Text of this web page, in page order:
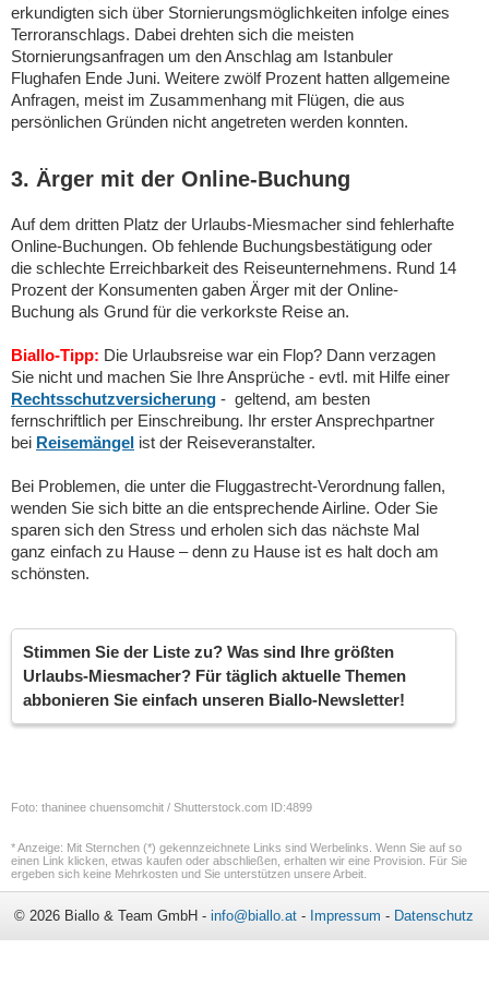
erkundigten sich über Stornierungsmöglichkeiten infolge eines
Terroranschlags. Dabei drehten sich die meisten
Stornierungsanfragen um den Anschlag am Istanbuler
Flughafen Ende Juni. Weitere zwölf Prozent hatten allgemeine
Anfragen, meist im Zusammenhang mit Flügen, die aus
persönlichen Gründen nicht angetreten werden konnten.
3. Ärger mit der Online-Buchung
Auf dem dritten Platz der Urlaubs-Miesmacher sind fehlerhafte
Online-Buchungen. Ob fehlende Buchungsbestätigung oder
die schlechte Erreichbarkeit des Reiseunternehmens. Rund 14
Prozent der Konsumenten gaben Ärger mit der Online-
Buchung als Grund für die verkorkste Reise an.
Biallo-Tipp: Die Urlaubsreise war ein Flop? Dann verzagen
Sie nicht und machen Sie Ihre Ansprüche - evtl. mit Hilfe einer
Rechtsschutzversicherung - geltend, am besten
fernschriftlich per Einschreibung. Ihr erster Ansprechpartner
bei Reisemängel ist der Reiseveranstalter.
Bei Problemen, die unter die Fluggastrecht-Verordnung fallen,
wenden Sie sich bitte an die entsprechende Airline. Oder Sie
sparen sich den Stress und erholen sich das nächste Mal
ganz einfach zu Hause – denn zu Hause ist es halt doch am
schönsten.
Stimmen Sie der Liste zu? Was sind Ihre größten
Urlaubs-Miesmacher? Für täglich aktuelle Themen
abbonieren Sie einfach unseren Biallo-Newsletter!
Foto: thaninee chuensomchit / Shutterstock.com ID:4899
* Anzeige: Mit Sternchen (*) gekennzeichnete Links sind Werbelinks. Wenn Sie auf so
einen Link klicken, etwas kaufen oder abschließen, erhalten wir eine Provision. Für Sie
ergeben sich keine Mehrkosten und Sie unterstützen unsere Arbeit.
© 2026 Biallo & Team GmbH -info@biallo.at - Impressum - Datenschutz